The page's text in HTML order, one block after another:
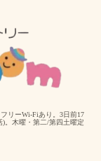
リーWi-Fiあり。3日前17
。木曜・第二/第四土曜定